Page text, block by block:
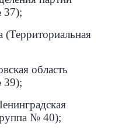
37);
область
39);
№ 40);